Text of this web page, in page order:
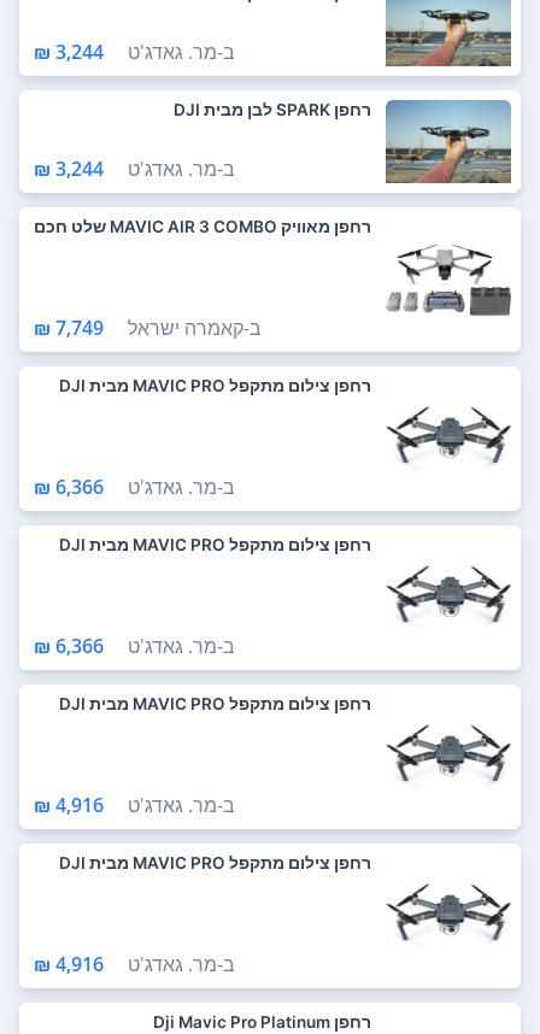
ב-מר. גאדג'ט 3,244 ₪
רחפן SPARK לבן מבית DJI
ב-מר. גאדג'ט 3,244 ₪
רחפן מאוויק MAVIC AIR 3 COMBO שלט חכם
ב-קאמרה ישראל 7,749 ₪
רחפן צילום מתקפל MAVIC PRO מבית DJI
ב-מר. גאדג'ט 6,366 ₪
רחפן צילום מתקפל MAVIC PRO מבית DJI
ב-מר. גאדג'ט 6,366 ₪
רחפן צילום מתקפל MAVIC PRO מבית DJI
ב-מר. גאדג'ט 4,916 ₪
רחפן צילום מתקפל MAVIC PRO מבית DJI
ב-מר. גאדג'ט 4,916 ₪
רחפן Dji Mavic Pro Platinum